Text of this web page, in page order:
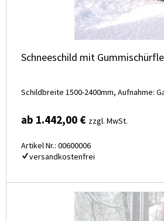
Schneeschild mit
Schildbreite 1500-2400mm, Aufnahme:
ab 1.442,00 € zzgl. MwSt.
Artikel Nr.: 00600006
versandkostenfrei